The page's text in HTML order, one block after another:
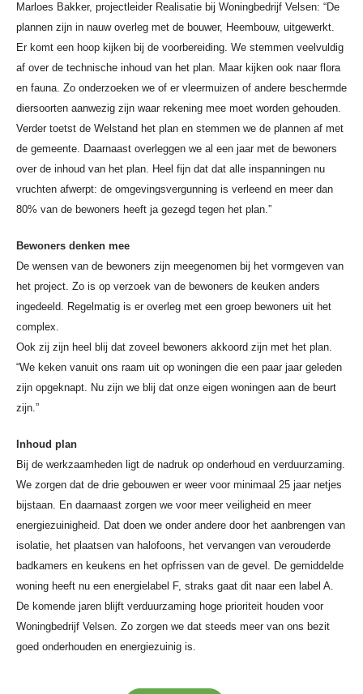
Marloes Bakker, projectleider Realisatie bij Woningbedrijf Velsen: “De
plannen zijn in nauw overleg met de bouwer, Heembouw, uitgewerkt.
Er komt een hoop kijken bij de voorbereiding. We stemmen veelvuldig
af over de technische inhoud van het plan. Maar kijken ook naar flora
en fauna. Zo onderzoeken we of er vleermuizen of andere beschermde
diersoorten aanwezig zijn waar rekening mee moet worden gehouden.
Verder toetst de Welstand het plan en stemmen we de plannen af met
de gemeente. Daarnaast overleggen we al een jaar met de bewoners
over de inhoud van het plan. Heel fijn dat dat alle inspanningen nu
vruchten afwerpt: de omgevingsvergunning is verleend en meer dan
80% van de bewoners heeft ja gezegd tegen het plan.”
Bewoners denken mee
De wensen van de bewoners zijn meegenomen bij het vormgeven van
het project. Zo is op verzoek van de bewoners de keuken anders
ingedeeld. Regelmatig is er overleg met een groep bewoners uit het
complex.
Ook zij zijn heel blij dat zoveel bewoners akkoord zijn met het plan.
“We keken vanuit ons raam uit op woningen die een paar jaar geleden
zijn opgeknapt. Nu zijn we blij dat onze eigen woningen aan de beurt
zijn.”
Inhoud plan
Bij de werkzaamheden ligt de nadruk op onderhoud en verduurzaming.
We zorgen dat de drie gebouwen er weer voor minimaal 25 jaar netjes
bijstaan. En daarnaast zorgen we voor meer veiligheid en meer
energiezuinigheid. Dat doen we onder andere door het aanbrengen van
isolatie, het plaatsen van halofoons, het vervangen van verouderde
badkamers en keukens en het opfrissen van de gevel. De gemiddelde
woning heeft nu een energielabel F, straks gaat dit naar een label A.
De komende jaren blijft verduurzaming hoge prioriteit houden voor
Woningbedrijf Velsen. Zo zorgen we dat steeds meer van ons bezit
goed onderhouden en energiezuinig is.